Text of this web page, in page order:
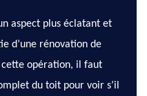
aspect plus éclatant et
d’une rénovation de
opération, il faut
du toit pour voir s’il